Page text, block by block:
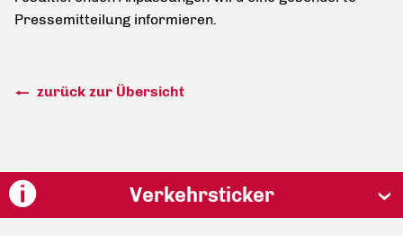
Pressemitteilung informieren.
zurück zur Übersicht
Verkehrsticker